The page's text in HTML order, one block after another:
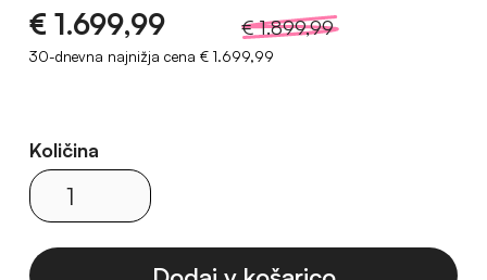
€ 1.699,99 € 1.899,99
30-dnevna najnižja cena € 1.699,99
Količina